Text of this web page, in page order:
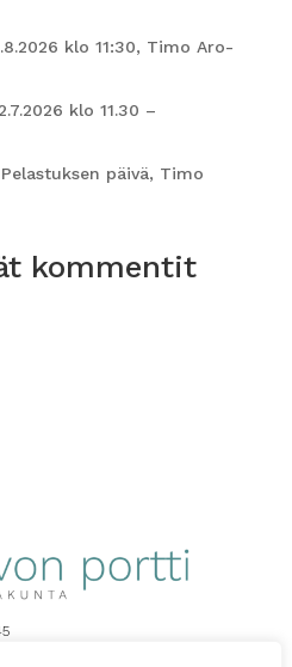
klo 11:30, Timo Aro-
klo 11.30 –
päivä, Timo
kommentit